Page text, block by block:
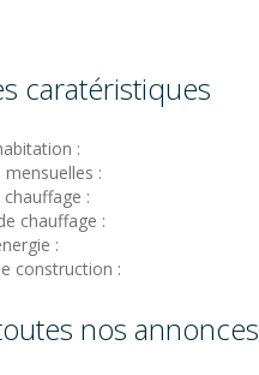
caratéristiques
:
mensuelles :
:
chauffage :
:
construction :
nos annonces